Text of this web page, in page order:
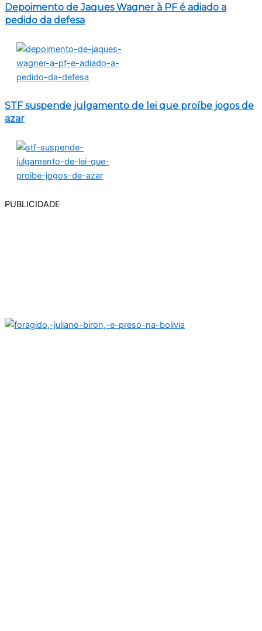
Depoimento de Jaques Wagner à PF é adiado a
pedido da defesa
STF suspende julgamento de lei que proíbe jogos de
azar
PUBLICIDADE